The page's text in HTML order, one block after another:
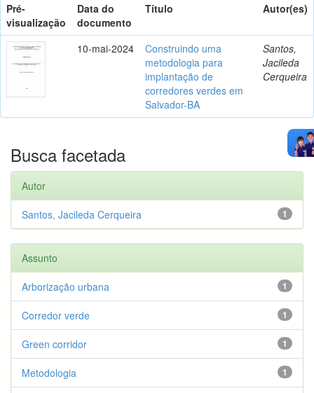
Pré-
visualização
Data do
documento
Título Autor(es)
10-mai-2024
Construindo uma
metodologia para
implantação de
corredores verdes em
Salvador-BA
Santos,
Jacileda
Cerqueira
Busca facetada
Autor
1
Santos, Jacileda Cerqueira
Assunto
1
Arborização urbana
1
Corredor verde
1
Green corridor
1
Metodologia